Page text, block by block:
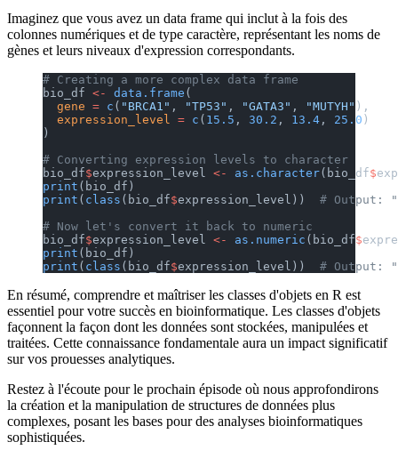
Imaginez que vous avez un data frame qui inclut à la fois des
colonnes numériques et de type caractère, représentant les noms de
gènes et leurs niveaux d'expression correspondants.
# Creating a more complex data frame
bio_df <- data.frame (
  gene
= c ( "BRCA1" , "TP53" , "GATA3" , "MUTYH" ),
  expression_level
= c ( 15.5 , 30.2 , 13.4 , 25.0 )
)
# Converting expression levels to character
bio_df$expression_level <- as.character(bio_df$
print (bio_df)
print ( class (bio_df$expression_level)) # Output:
# Now let's convert it back to numeric
bio_df$expression_level <- as.numeric (bio_df$
print (bio_df)
print ( class (bio_df$expression_level)) # Output:
En résumé, comprendre et maîtriser les classes d'objets en R est
essentiel pour votre succès en bioinformatique. Les classes d'objets
façonnent la façon dont les données sont stockées, manipulées et
traitées. Cette connaissance fondamentale aura un impact significatif
sur vos prouesses analytiques.
Restez à l'écoute pour le prochain épisode où nous approfondirons
la création et la manipulation de structures de données plus
complexes, posant les bases pour des analyses bioinformatiques
sophistiquées.